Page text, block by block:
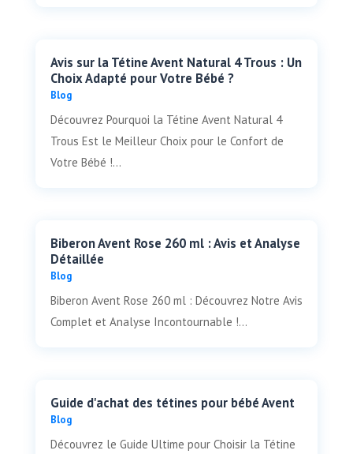
Avis sur la Tétine Avent Natural 4 Trous : Un
Choix Adapté pour Votre Bébé ?
Blog
Découvrez Pourquoi la Tétine Avent Natural 4
Trous Est le Meilleur Choix pour le Confort de
Votre Bébé !...
Biberon Avent Rose 260 ml : Avis et Analyse
Détaillée
Blog
Biberon Avent Rose 260 ml : Découvrez Notre Avis
Complet et Analyse Incontournable !...
Guide d'achat des tétines pour bébé Avent
Blog
Découvrez le Guide Ultime pour Choisir la Tétine